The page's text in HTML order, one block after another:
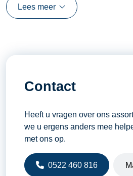
Lepellengte
Lees meer
Contact
Heeft u vragen over ons
we u ergens anders mee
met ons op.
0522 460 816